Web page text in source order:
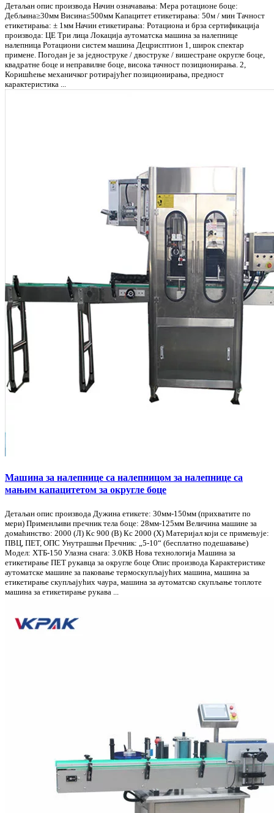
Детаљан опис производа Начин означавања: Мера ротационе боце:
Дебљина≥30мм Висина≤500мм Капацитет етикетирања: 50м / мин Тачност
етикетирања: ± 1мм Начин етикетирања: Ротациона и брза сертификација
производа: ЦЕ Три лица Локација аутоматска машина за налепнице
налепница Ротациони систем машина Децрисптион 1, широк спектар
примене. Погодан је за једноструке / двоструке / вишестране округле боце,
квадратне боце и неправилне боце, висока тачност позиционирања. 2,
Коришћење механичког ротирајућег позиционирања, предност
карактеристика ...
Машина за налепнице са налепницом за налепнице са
мањим капацитетом за округле боце
Детаљан опис производа Дужина етикете: 30мм-150мм (прихватите по
мери) Применљиви пречник тела боце: 28мм-125мм Величина машине за
домаћинство: 2000 (Л) Кс 900 (В) Кс 2000 (Х) Материјал који се примењује:
ПВЦ, ПЕТ, ОПС Унутрашњи Пречник: „5-10“ (бесплатно подешавање)
Модел: ХТБ-150 Улазна снага: 3.0КВ Нова технологија Машина за
етикетирање ПЕТ рукавца за округле боце Опис производа Карактеристике
аутоматске машине за паковање термоскупљајућих машина, машина за
етикетирање скупљајућих чаура, машина за аутоматско скупљање топлоте
машина за етикетирање рукава ...